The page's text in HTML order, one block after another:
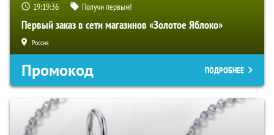
19:19:35 Получи первым!
Первый заказ в сети магазинов «Золотое Яблоко»
Россия
Промокод ПОДРОБНЕЕ